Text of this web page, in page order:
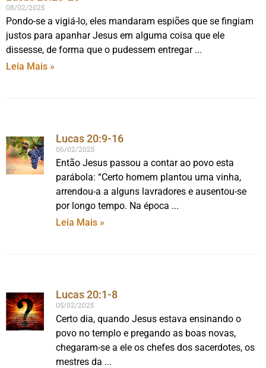
08/02/2025
Pondo-se a vigiá-lo, eles mandaram espiões que se fingiam
justos para apanhar Jesus em alguma coisa que ele
dissesse, de forma que o pudessem entregar
Leia Mais »
Lucas 20:9-16
06/02/2025
Então Jesus passou a contar ao povo esta
parábola: “Certo homem plantou uma vinha,
arrendou-a a alguns lavradores e ausentou-se
por longo tempo. Na época
Leia Mais »
Lucas 20:1-8
05/02/2025
Certo dia, quando Jesus estava ensinando o
povo no templo e pregando as boas novas,
chegaram-se a ele os chefes dos sacerdotes, os
mestres da